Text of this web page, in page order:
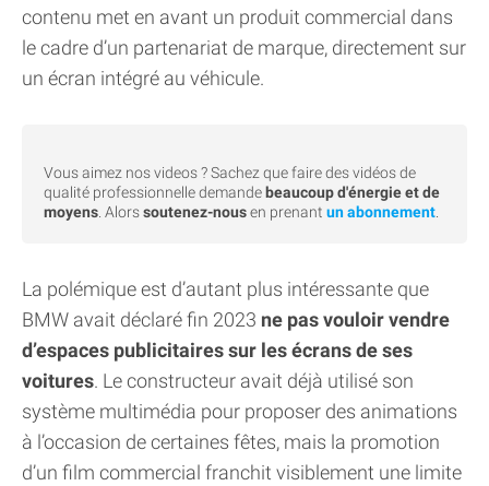
contenu met en avant un produit commercial dans
le cadre d’un partenariat de marque, directement sur
un écran intégré au véhicule.
Vous aimez nos videos ? Sachez que faire des vidéos de
qualité professionnelle demande beaucoup d'énergie et de
moyens. Alorssoutenez-nousen prenant un abonnement.
La polémique est d’autant plus intéressante que
BMW avait déclaré fin 2023 ne pas vouloir vendre
d’espaces publicitaires sur les écrans de ses
voitures. Le constructeur avait déjà utilisé son
système multimédia pour proposer des animations
à l’occasion de certaines fêtes, mais la promotion
d’un film commercial franchit visiblement une limite